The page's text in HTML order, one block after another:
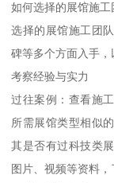
如何选择的展馆施工
选择的展馆施工团
碑等多个方面入手，
考察经验与实力
过往案例：查看施
所需展馆类型相似
其是否有过科技类
图片、视频等资料，